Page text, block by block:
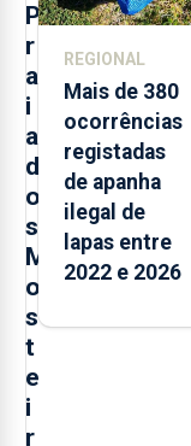
P
r
a
i
a
d
o
s
M
o
s
t
e
i
r
REGIONAL
Mais de 380
ocorrências
registadas
de apanha
ilegal de
lapas entre
2022 e 2026